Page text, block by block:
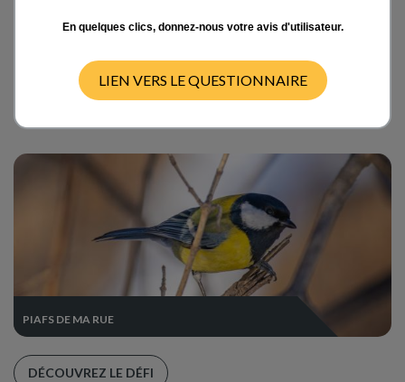
DÉCOUVRIR LE PROJET
PIAFS DE MA RUE
DÉCOUVREZ LE DÉFI
En quelques clics, donnez-nous votre avis d'utilisateur.
LIEN VERS LE QUESTIONNAIRE